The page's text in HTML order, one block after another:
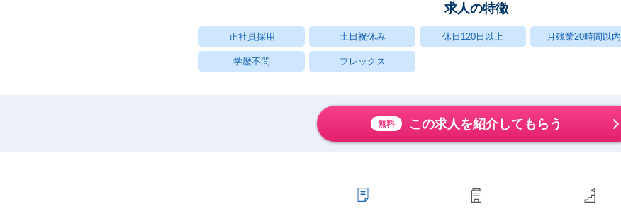
求人の特徴
正社員採用 土日祝休み 休日120日以上 月残業20時間以内
学歴不問 フレックス
無料 この求人を紹介してもらう